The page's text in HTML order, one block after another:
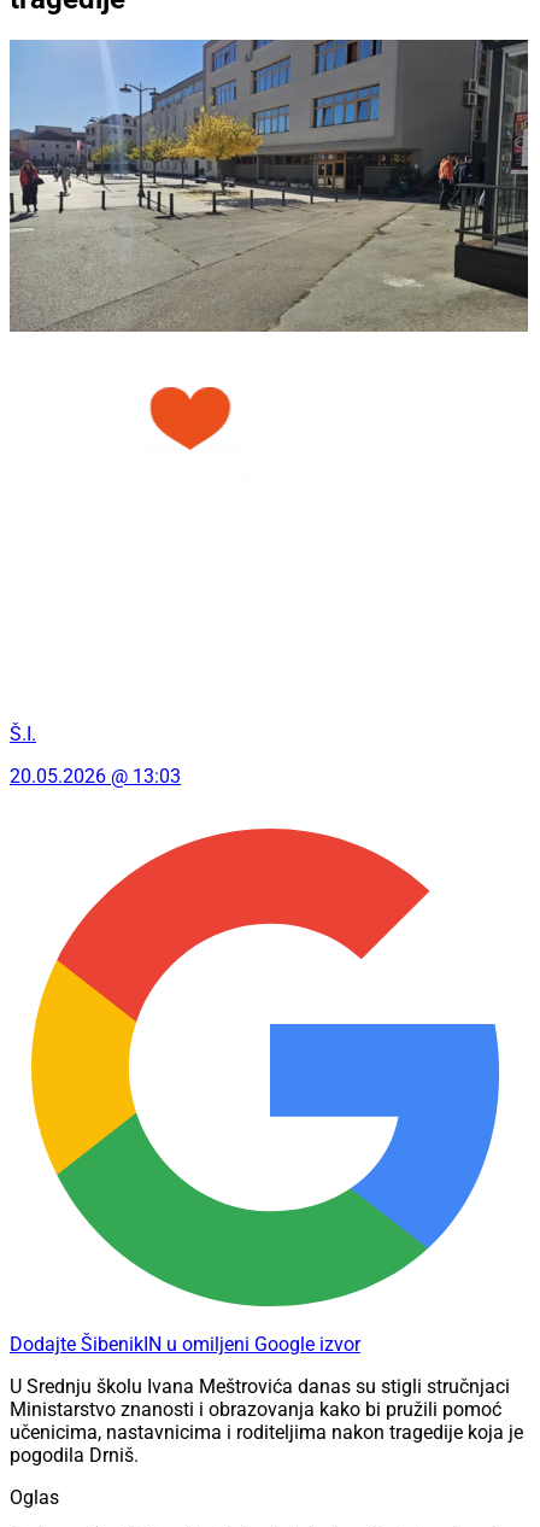
Š.I.
20.05.2026 @ 13:03
Dodajte ŠibenikIN u omiljeni Google izvor
U Srednju školu Ivana Meštrovića danas su stigli stručnjaci
Ministarstvo znanosti i obrazovanja kako bi pružili pomoć
učenicima, nastavnicima i roditeljima nakon tragedije koja je
pogodila Drniš.
Oglas